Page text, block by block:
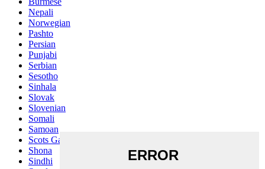
Nepali
Norwegian
Pashto
Persian
Punjabi
Serbian
Sesotho
Sinhala
Slovak
Slovenian
Somali
Samoan
Scots Gaelic
Shona
Sindhi